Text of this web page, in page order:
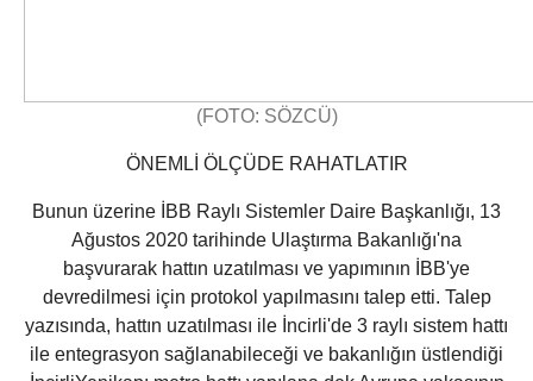
(FOTO: SÖZCÜ)
ÖNEMLİ ÖLÇÜDE RAHATLATIR
Bunun üzerine İBB Raylı Sistemler Daire Başkanlığı, 13
Ağustos 2020 tarihinde Ulaştırma Bakanlığı'na
başvurarak hattın uzatılması ve yapımının İBB'ye
devredilmesi için protokol yapılmasını talep etti. Talep
yazısında, hattın uzatılması ile İncirli'de 3 raylı sistem hattı
ile entegrasyon sağlanabileceği ve bakanlığın üstlendiği